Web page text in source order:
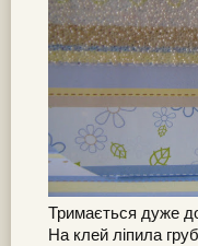
Тримається дуже
На клей ліпила